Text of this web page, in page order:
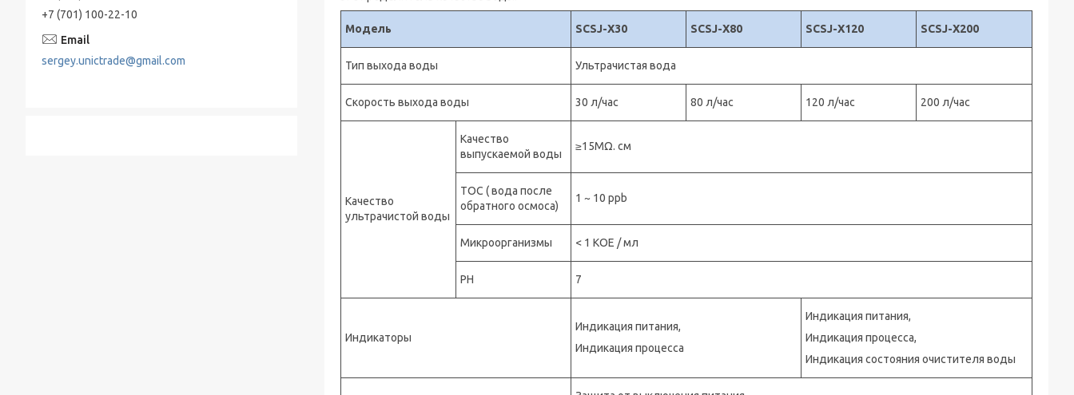
Модель SCSJ-X30 SCSJ-X80 SCSJ-X120 SCSJ-X200
Тип выхода воды Ультрачистая вода
Скорость выхода воды 30 л/час 80 л/час 120 л/час 200 л/час
Качество
ультрачистой воды
Качество
выпускаемой воды
≥15MΩ. см
ТОС ( вода после
обратного осмоса)
1 ~ 10 ppb
Микроорганизмы < 1 КОЕ / мл
PH 7
Индикаторы
Индикация питания,
Индикация процесса
Индикация питания,
Индикация процесса,
Индикация состояния очистителя воды
+7 (701) 100-22-10
sergey.unictrade@gmail.com